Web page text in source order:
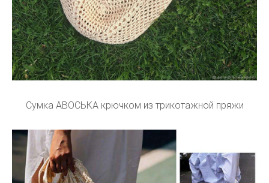
Сумка АВОСЬКА крючком из трикотажной пряжи